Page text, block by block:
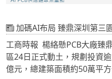
加碼AI布局 臻鼎深圳第三
工商時報 楊絡懸PCB大廠臻
區24日正式動土，規劃投資
億元，總建築面積約50萬平